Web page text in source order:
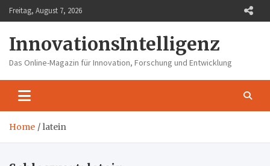
Skip
to
Freitag, August 7, 2026
InnovationsIntelligenz
Das Online-Magazin für Innovation, Forschung und Entwicklung
Home latein